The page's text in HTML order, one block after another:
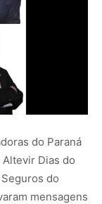
do Paraná
Altevir Dias do
do
mensagens